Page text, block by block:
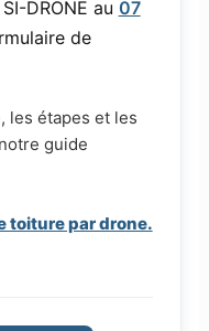
DRONE au 07
de
les étapes et les
guide
toiture par drone.